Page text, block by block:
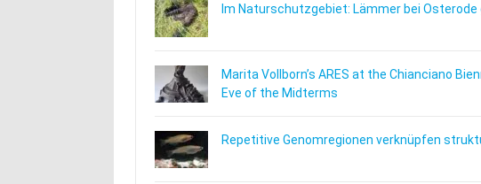
Im Naturschutzgebiet: Lämmer bei
Marita Vollborn’s ARES at the Chianciano
Eve of the Midterms
Repetitive Genomregionen verknüpfen